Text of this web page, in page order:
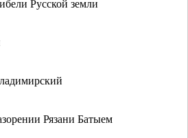
Русской земли
Рязани Батыем